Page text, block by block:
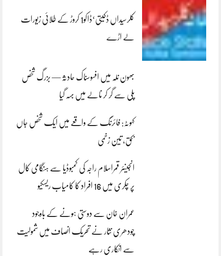
کلرسیداں ڈکیتی‘ڈاکو1 کروڑ کے طلائی زیورات
لے اڑے
بھون نلہ میں افسوسناک حادثہ — بزرگ شخص
پلی سے گر کر نالے میں بہہ گیا
کہوٹہ: فائرنگ کے واقعے میں ایک شخص جاں
بحق، تین زخمی
انجینئر قمراسلام راجہ کی کمبوڈیا سے ہنگامی کال
پر چکری میں 16 افراد کا کامیاب ریسکیو
عمران خان سے دوستی ہونے کے باوجود
چودھری نثار نے تحریک انصاف میں شمولیت
سے انکاری رہے